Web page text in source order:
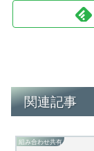
関連記事
組み合わせ共有